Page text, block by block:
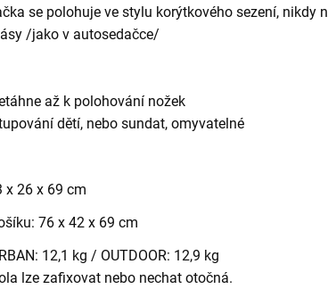
se polohuje ve stylu korýtkového sezení, nikdy
/jako v autosedačce/
až k polohování nožek
dětí, nebo sundat, omyvatelné
x 26 x 69 cm
76 x 42 x 69 cm
12,1 kg / OUTDOOR: 12,9 kg
lze zafixovat nebo nechat otočná.